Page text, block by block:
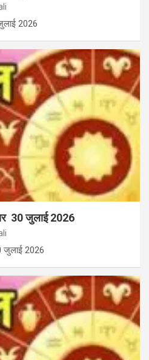
2026
30 जुलाई 2026
जुलाई 2026